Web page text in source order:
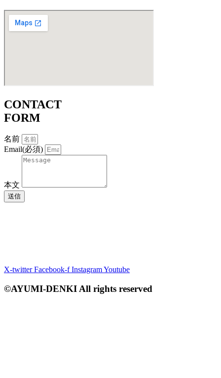
CONTACT
FORM
名前
Email(必須)
本文
送信
X-twitter Facebook-f InstagramYoutube
©AYUMI-DENKI All rights reserved